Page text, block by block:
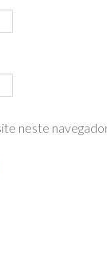
neste